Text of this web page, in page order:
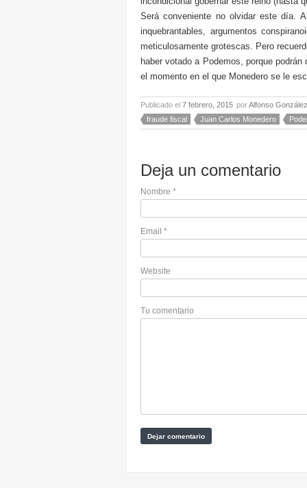
Será conveniente no olvidar este día.
inquebrantables, argumentos
meticulosamente grotescas. Pero
haber votado a Podemos, porque
el momento en el que Monedero se le
Publicado el 7 febrero, 2015 porAlfonso
fraude fiscal
Juan Carlos Monedero
Deja un comentario
Nombre *
Email *
Website
Tu comentario